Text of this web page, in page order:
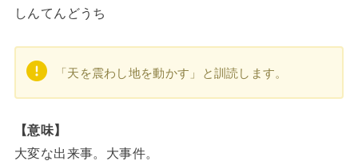
しんてんどうち
「天を震わし地を動かす」と訓読します。
【意味】
大変な出来事。大事件。